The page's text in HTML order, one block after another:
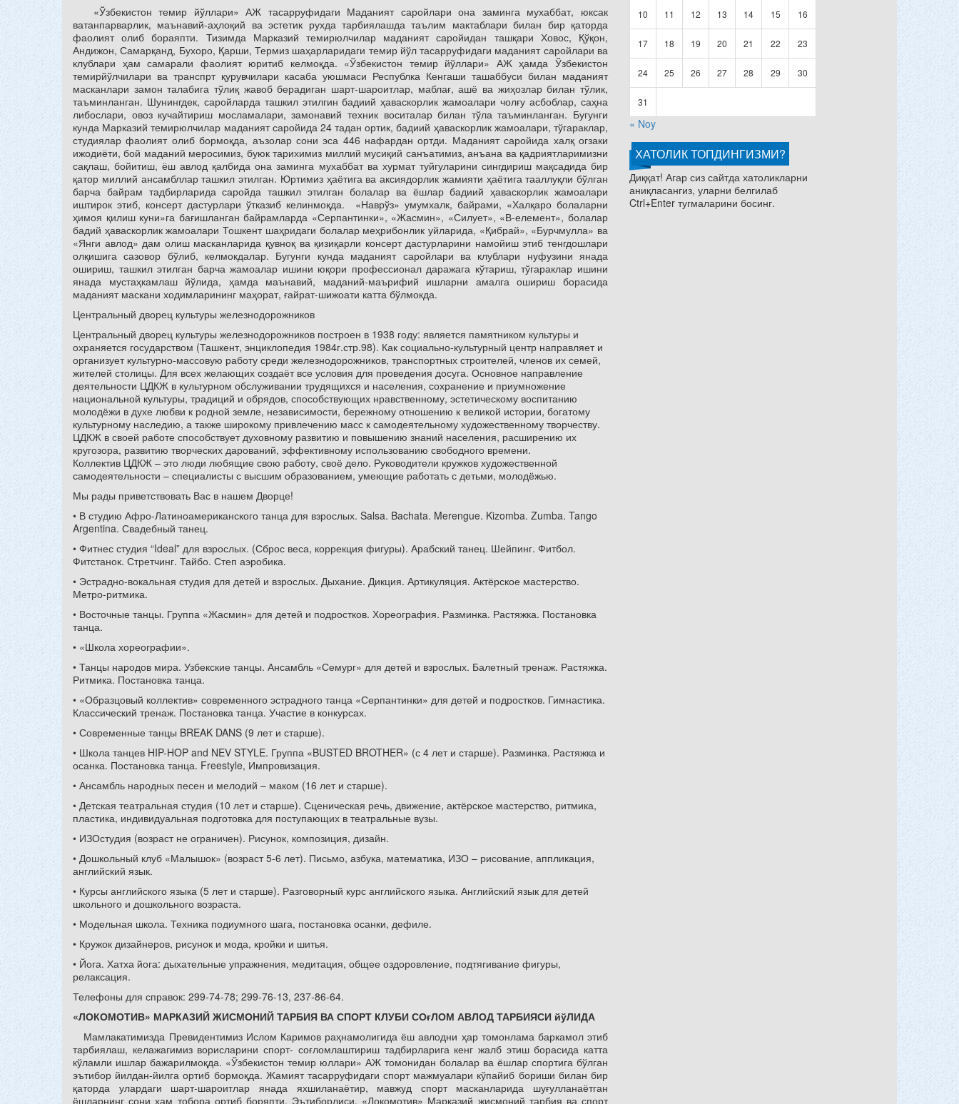
«Ўзбекистон темир йўллари» АЖ тасарруфидаги Маданият саройлари она заминга мухаббат, юксак
ватанпарварлик, маънавий-аҳлоқий ва эстетик рухда тарбиялашда таълим мактаблари билан бир қаторда
фаолият олиб бораяпти. Тизимда Марказий темирюлчилар маданият саройидан ташқари Ховос, Қўқон,
Андижон, Самарқанд, Бухоро, Қарши, Термиз шаҳарларидаги темир йўл тасарруфидаги маданият саройлари ва
клублари ҳам самарали фаолият юритиб келмоқда. «Ўзбекистон темир йўллари» АЖ ҳамда Ўзбекистон
темирйўлчилари ва транспрт қурувчилари касаба уюшмаси Республка Кенгаши ташаббуси билан маданият
масканлари замон талабига тўлиқ жавоб берадиган шарт-шароитлар, маблағ, ашё ва жиҳозлар билан тўлик,
таъминланган. Шунингдек, саройларда ташкил этилгин бадиий ҳаваскорлик жамоалари чолғу асбоблар, саҳна
либослари, овоз кучайтириш мосламалари, замонавий техник воситалар билан тўла таъминланган. Бугунги
кунда Марказий темирюлчилар маданият саройида 24 тадан ортик, бадиий ҳаваскорлик жамоалари, тўгараклар,
студиялар фаолият олиб бормоқда, аъзолар сони эса 446 нафардан ортди. Маданият саройида халқ огзаки
ижодиёти, бой маданий меросимиз, буюк тарихимиз миллий мусиқий санъатимиз, анъана ва қадриятларимизни
сақлаш, бойитиш, ёш авлод қалбида она заминга мухаббат ва хурмат туйгуларини сингдириш мақсадида бир
қатор миллий ансамбллар ташкил этилган. Юртимиз ҳаётига ва аксиядорлик жамияти ҳаётига тааллуқли бўлган
барча байрам тадбирларида саройда ташкил этилган болалар ва ёшлар бадиий ҳаваскорлик жамоалари
иштирок этиб, консерт дастурлари ўтказиб келинмоқда. «Наврўз» умумхалк, байрами, «Халқаро болаларни
ҳимоя қилиш куни»га бағишланган байрамларда «Серпантинки», «Жасмин», «Силует», «В-елемент», болалар
бадий ҳаваскорлик жамоалари Тошкент шаҳридаги болалар меҳрибонлик уйларида, «Қибрай», «Бурчмулла» ва
«Янги авлод» дам олиш масканларида қувноқ ва қизиқарли консерт дастурларини намойиш этиб тенгдошлари
олқишига сазовор бўлиб, келмокдалар. Бугунги кунда маданият саройлари ва клублари нуфузини янада
ошириш, ташкил этилган барча жамоалар ишини юқори профессионал даражага кўтариш, тўгараклар ишини
янада мустаҳкамлаш йўлида, ҳамда маънавий, маданий-маърифий ишларни амалга ошириш борасида
маданият маскани ходимларининг маҳорат, ғайрат-шижоати катта бўлмокда.
Центральный дворец культуры железнодорожников
Центральный дворец культуры железнодорожников построен в 1938 году: является памятником культуры и
охраняется государством (Ташкент, энциклопедия 1984г.стр.98). Как социально-культурный центр направляет и
организует культурно-массовую работу среди железнодорожников, транспортных строителей, членов их семей,
жителей столицы. Для всех желающих создаёт все условия для проведения досуга. Основное направление
деятельности ЦДКЖ в культурном обслуживании трудящихся и населения, сохранение и приумножение
национальной культуры, традиций и обрядов, способствующих нравственному, эстетическому воспитанию
молодёжи в духе любви к родной земле, независимости, бережному отношению к великой истории, богатому
культурному наследию, а также широкому привлечению масс к самодеятельному художественному творчеству.
ЦДКЖ в своей работе способствует духовному развитию и повышению знаний населения, расширению их
кругозора, развитию творческих дарований, эффективному использованию свободного времени.
Коллектив ЦДКЖ – это люди любящие свою работу, своё дело. Руководители кружков художественной
самодеятельности – специалисты с высшим образованием, умеющие работать с детьми, молодёжью.
Мы рады приветствовать Вас в нашем Дворце!
• В студию Афро-Латиноамериканского танца для взрослых. Salsa. Bachata. Merengue. Kizomba. Zumba. Tango
Argentina. Свадебный танец.
• Фитнес студия “Ideal” для взрослых. (Сброс веса, коррекция фигуры). Арабский танец. Шейпинг. Фитбол.
Фитстанок. Стретчинг. Тайбо. Степ аэробика.
• Эстрадно-вокальная студия для детей и взрослых. Дыхание. Дикция. Артикуляция. Актёрское мастерство.
Метро-ритмика.
• Восточные танцы. Группа «Жасмин» для детей и подростков. Хореография. Разминка. Растяжка. Постановка
танца.
• «Школа хореографии».
• Танцы народов мира. Узбекские танцы. Ансамбль «Семург» для детей и взрослых. Балетный тренаж. Растяжка.
Ритмика. Постановка танца.
• «Образцовый коллектив» современного эстрадного танца «Серпантинки» для детей и подростков. Гимнастика.
Классический тренаж. Постановка танца. Участие в конкурсах.
• Современные танцы BREAK DANS (9 лет и старше).
• Школа танцев HIP-HOP and NEV STYLE. Группа «BUSTED BROTHER» (с 4 лет и старше). Разминка. Растяжка и
осанка. Постановка танца. Freestyle, Импровизация.
• Ансамбль народных песен и мелодий – маком (16 лет и старше).
• Детская театральная студия (10 лет и старше). Сценическая речь, движение, актёрское мастерство, ритмика,
пластика, индивидуальная подготовка для поступающих в театральные вузы.
• ИЗОстудия (возраст не ограничен). Рисунок, композиция, дизайн.
• Дошкольный клуб «Малышок» (возраст 5-6 лет). Письмо, азбука, математика, ИЗО – рисование, аппликация,
английский язык.
• Курсы английского языка (5 лет и старше). Разговорный курс английского языка. Английский язык для детей
школьного и дошкольного возраста.
• Модельная школа. Техника подиумного шага, постановка осанки, дефиле.
• Кружок дизайнеров, рисунок и мода, кройки и шитья.
• Йога. Хатха йога: дыхательные упражнения, медитация, общее оздоровление, подтягивание фигуры,
релаксация.
Телефоны для справок: 299-74-78; 299-76-13, 237-86-64.
«ЛОКОМОТИВ» МАРКАЗИЙ ЖИСМОНИЙ ТАРБИЯ ВА СПОРТ КЛУБИ СОғЛОМ АВЛОД ТАРБИЯСИ йўЛИДА
Мамлакатимизда Превидентимиз Ислом Каримов раҳнамолигида ёш авлодни ҳар томонлама баркамол этиб
тарбиялаш, келажагимиз ворисларини спорт- соғломлаштириш тадбирларига кенг жалб этиш борасида катта
кўламли ишлар бажарилмоқда. «Ўзбекистон темир юллари» АЖ томонидан болалар ва ёшлар спортига бўлган
эътибор йилдан-йилга ортиб бормоқда. Жамият тасарруфидаги спорт мажмуалари кўпайиб бориши билан бир
қаторда улардаги шарт-шароитлар янада яхшиланаётир, мавжуд спорт масканларида шуғулланаётган
ёшларнинг сони ҳам тобора ортиб боряпти. Эътиборлиси, «Локомотив» Марказий жисмоний тарбия ва спорт
10 11 12 13 14 15 16
17 18 19 20 21 22 23
24 25 26 27 28 29 30
31
« Noy
ХАТОЛИК ТОПДИНГИЗМИ?
Диққат! Агар сиз сайтда хатоликларни
аниқласангиз, уларни белгилаб
Ctrl+Enter тугмаларини босинг.